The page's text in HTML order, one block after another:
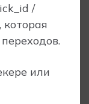
/
или